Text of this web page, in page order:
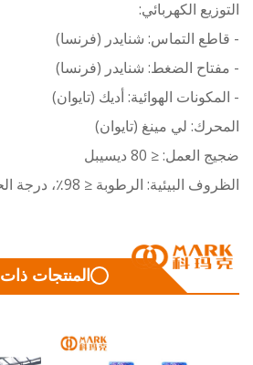
الكهربائي:
التماس: شنايدر (فرنسا)
الضغط: شنايدر (فرنسا)
الهوائية: أديك (تايوان)
لي مينغ (تايوان)
≤ 80 ديسيبل
الرطوبة ≤ 98٪، درجة الحرارة 0-40 ℃
المنتجات ذات الصلة